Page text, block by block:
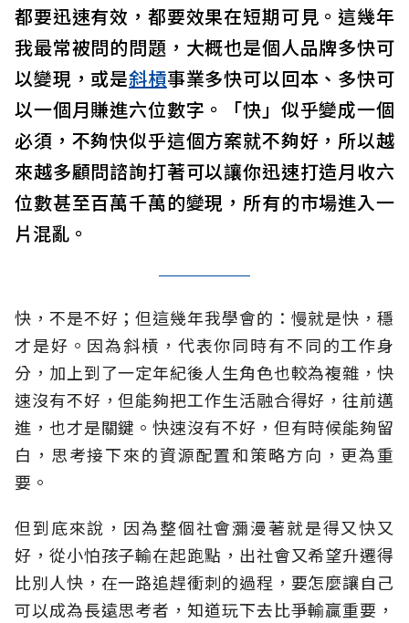
都要迅速有效，都要效果在短期可見。這幾年
我最常被問的問題，大概也是個人品牌多快可
以變現，或是斜槓事業多快可以回本、多快可
以一個月賺進六位數字。「快」似乎變成一個
必須，不夠快似乎這個方案就不夠好，所以越
來越多顧問諮詢打著可以讓你迅速打造月收六
位數甚至百萬千萬的變現，所有的市場進入一
片混亂。
快，不是不好；但這幾年我學會的：慢就是快，穩
才是好。因為斜槓，代表你同時有不同的工作身
分，加上到了一定年紀後人生角色也較為複雜，快
速沒有不好，但能夠把工作生活融合得好，往前邁
進，也才是關鍵。快速沒有不好，但有時候能夠留
白，思考接下來的資源配置和策略方向，更為重
要。
但到底來說，因為整個社會瀰漫著就是得又快又
好，從小怕孩子輸在起跑點，出社會又希望升遷得
比別人快，在一路追趕衝刺的過程，要怎麼讓自己
可以成為長遠思考者，知道玩下去比爭輸贏重要，